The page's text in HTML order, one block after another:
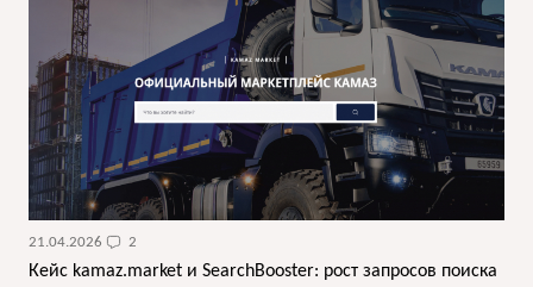
21.04.2026 2
Кейс kamaz.market и SearchBooster: рост запросов поиска